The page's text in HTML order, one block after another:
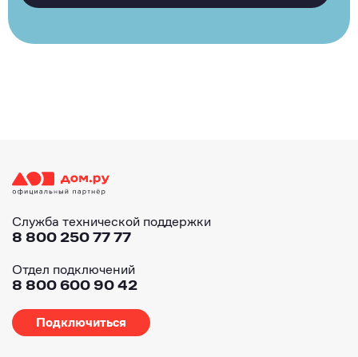
Служба технической поддержки
8 800 250 77 77
Отдел подключений
8 800 600 90 42
Подключиться